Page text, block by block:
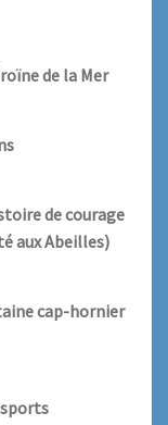
de la Mer
de courage
aux Abeilles)
cap-hornier